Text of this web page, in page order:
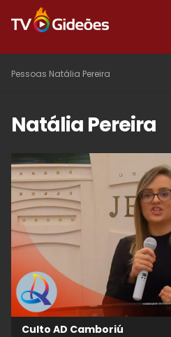
Pessoas Natália Pereira
Natália Pereira
Culto AD Camboriú